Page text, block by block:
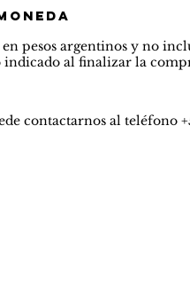
pesos argentinos y no
al finalizar la
contactarnos al teléfono